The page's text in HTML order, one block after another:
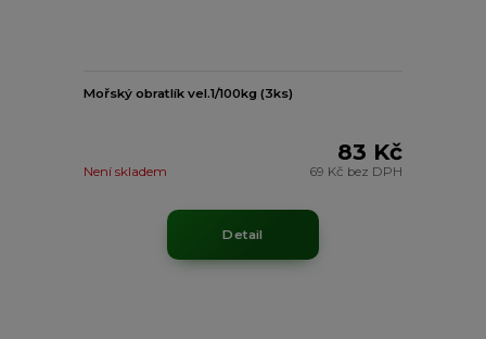
Mořský obratlík vel.1/100kg (3ks)
83 Kč
69 Kč bez DPH
Není skladem
Detail